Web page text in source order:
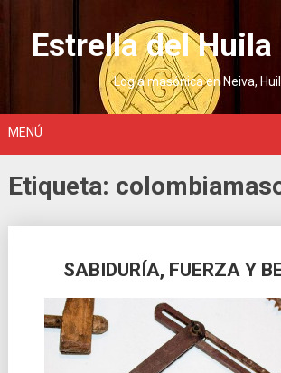
contenidoEstrella del Huila
Logia masónica en Neiva,
MENÚ
Etiqueta:
SABIDURÍA, FUERZA Y
entradas